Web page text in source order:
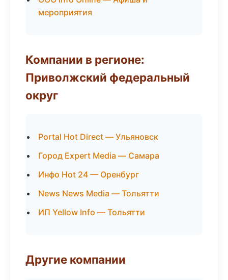
мероприятия
Компании в регионе:
Приволжский федеральный
округ
Portal Hot Direct — Ульяновск
Город Expert Media — Самара
Инфо Hot 24 — Оренбург
News News Media — Тольятти
ИП Yellow Info — Тольятти
Другие компании